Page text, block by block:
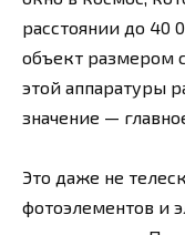
расстоянии до 40
объект размером
этой аппаратуры
значение —
Это даже не
фотоэлементов и